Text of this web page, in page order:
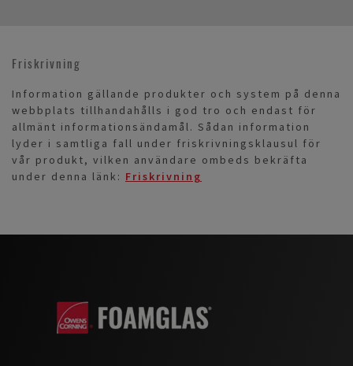
Friskrivning
Information gällande produkter och system på denna
webbplats tillhandahålls i god tro och endast för
allmänt informationsändamål. Sådan information
lyder i samtliga fall under friskrivningsklausul för
vår produkt, vilken användare ombeds bekräfta
under denna länk: Friskrivning